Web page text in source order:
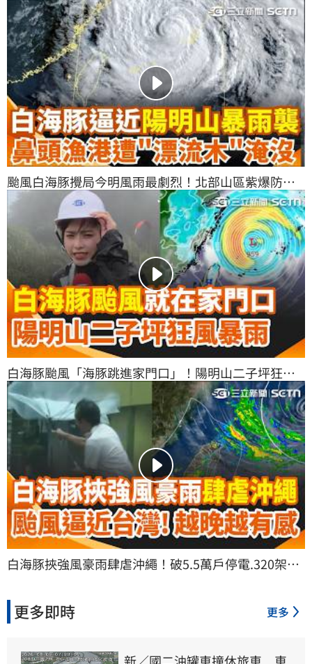
颱風白海豚攪局今明風雨最劇烈！北部山區紫爆防豪
雨 鼻頭漁港慘被淹沒｜三立新聞網 SETN.com
白海豚颱風「海豚跳進家門口」！陽明山二子坪狂風
暴雨 能見度低遊客防颱提早下山 外圍環流甩雨！西南
風週一接力 南台灣雨勢增｜三立新聞網 SETN.com
白海豚挾強風豪雨肆虐沖繩！破5.5萬戶停電.320架航
轟到南｜三立新聞網 SETN.com
更多即時 更多